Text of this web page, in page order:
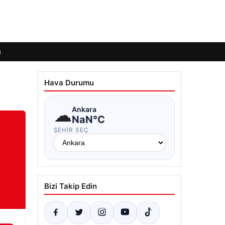
Hava Durumu
☁Ankara
NaN°C
ŞEHIR SEÇ
Bizi Takip Edin